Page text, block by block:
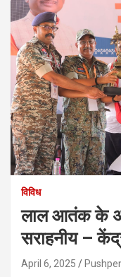
विविध
लाल आतंक के
सराहनीय –
April 6, 2025